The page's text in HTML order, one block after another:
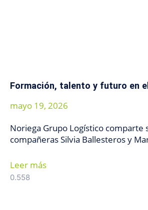
Formación, talento y futuro en
mayo 19, 2026
Noriega Grupo Logístico comparte
compañeras Silvia Ballesteros y
Leer más